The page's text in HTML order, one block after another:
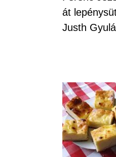
át
Justh